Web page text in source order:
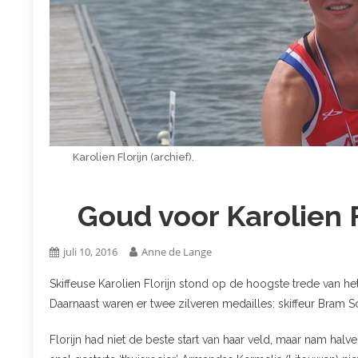
Karolien Florijn (archief).
Goud voor Karolien
juli 10, 2016 Anne de Lange
Skiffeuse Karolien Florijn stond op de hoogste trede van
Daarnaast waren er twee zilveren medailles: skiffeur Bram
Florijn had niet de beste start van haar veld, maar nam